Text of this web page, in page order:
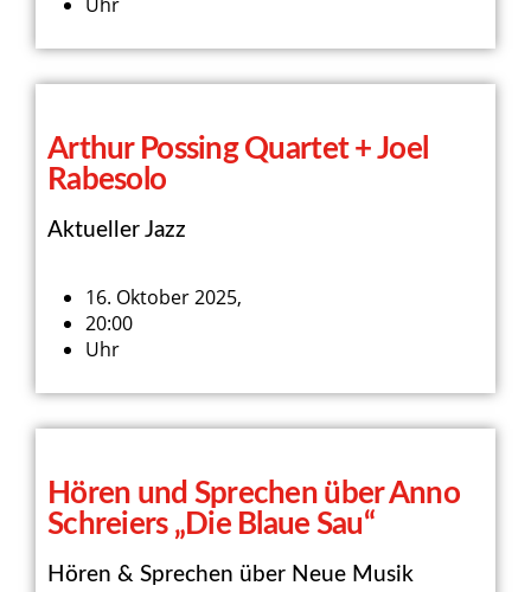
Arthur Possing Quartet​ + Joel
Rabesolo
Aktueller Jazz
16. Oktober 2025,
20:00
Uhr
Hören und Sprechen über Anno
Schreiers „Die Blaue Sau“
Hören & Sprechen über Neue Musik